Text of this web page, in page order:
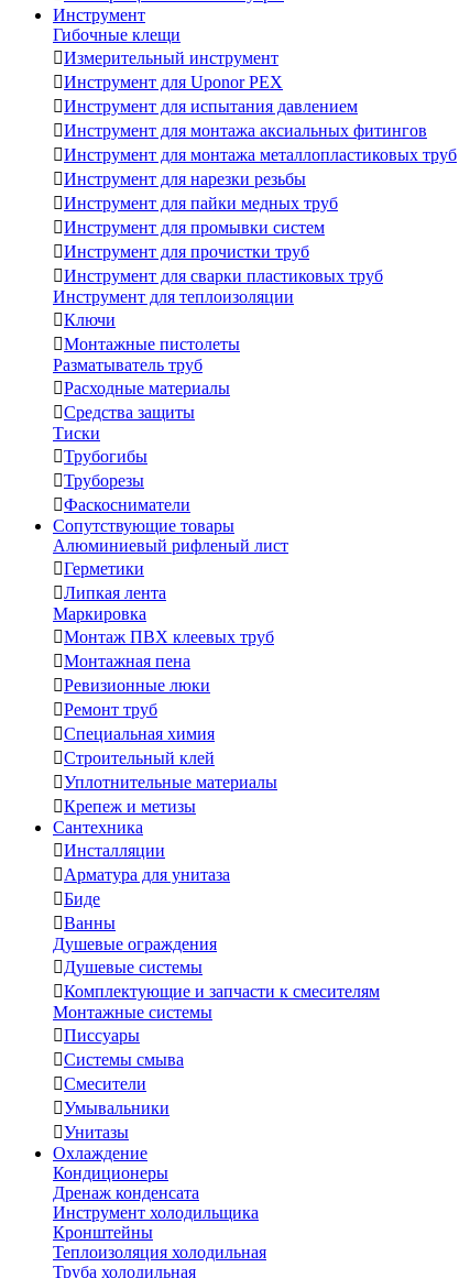
Инструмент
Гибочные клещи
Измерительный инструмент
Инструмент для Uponor PEX
Инструмент для испытания давлением
Инструмент для монтажа аксиальных фитингов
Инструмент для монтажа металлопластиковых труб
Инструмент для нарезки резьбы
Инструмент для пайки медных труб
Инструмент для промывки систем
Инструмент для прочистки труб
Инструмент для сварки пластиковых труб
Инструмент для теплоизоляции
Ключи
Монтажные пистолеты
Разматыватель труб
Расходные материалы
Средства защиты
Тиски
Трубогибы
Труборезы
Фаскосниматели
Сопутствующие товары
Алюминиевый рифленый лист
Герметики
Липкая лента
Маркировка
Монтаж ПВХ клеевых труб
Монтажная пена
Ревизионные люки
Ремонт труб
Специальная химия
Строительный клей
Уплотнительные материалы
Крепеж и метизы
Сантехника
Инсталляции
Арматура для унитаза
Биде
Ванны
Душевые ограждения
Душевые системы
Комплектующие и запчасти к смесителям
Монтажные системы
Писсуары
Системы смыва
Смесители
Умывальники
Унитазы
Охлаждение
Кондиционеры
Дренаж конденсата
Инструмент холодильщика
Кронштейны
Теплоизоляция холодильная
Труба холодильная